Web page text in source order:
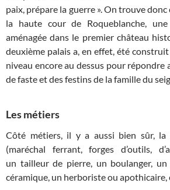
paix, prépare la guerre ». On trouve
la haute cour de Roqueblanche,
aménagée dans le premier château
deuxième palais a, en effet, été
niveau encore au dessus pour répondre
de faste et des festins de la famille du
Les métiers
Côté métiers, il y a aussi bien sûr, la
(maréchal ferrant, forges d’outils,
un tailleur de pierre, un boulanger,
céramique, un herboriste ou apothicaire,